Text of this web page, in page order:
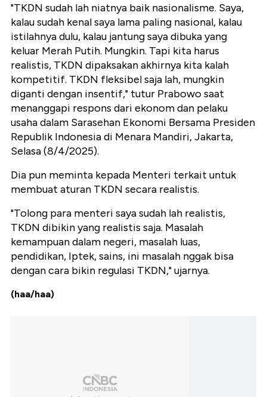
"TKDN sudah lah niatnya baik nasionalisme. Saya,
kalau sudah kenal saya lama paling nasional, kalau
istilahnya dulu, kalau jantung saya dibuka yang
keluar Merah Putih. Mungkin. Tapi kita harus
realistis, TKDN dipaksakan akhirnya kita kalah
kompetitif. TKDN fleksibel saja lah, mungkin
diganti dengan insentif," tutur Prabowo saat
menanggapi respons dari ekonom dan pelaku
usaha dalam Sarasehan Ekonomi Bersama Presiden
Republik Indonesia di Menara Mandiri, Jakarta,
Selasa (8/4/2025).
Dia pun meminta kepada Menteri terkait untuk
membuat aturan TKDN secara realistis.
"Tolong para menteri saya sudah lah realistis,
TKDN dibikin yang realistis saja. Masalah
kemampuan dalam negeri, masalah luas,
pendidikan, Iptek, sains, ini masalah nggak bisa
dengan cara bikin regulasi TKDN," ujarnya.
(haa/haa)